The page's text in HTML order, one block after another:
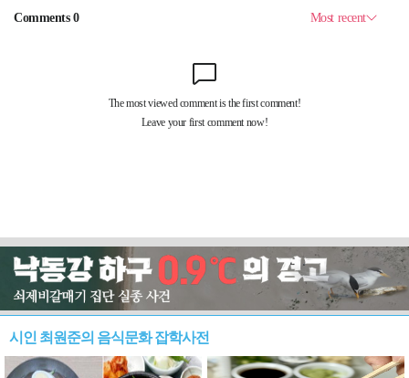
시인 최원준의 음식문화 잡학사전